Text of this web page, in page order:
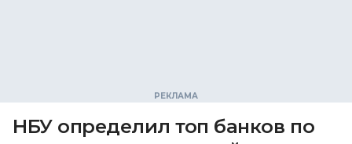
НБУ определил топ банков по